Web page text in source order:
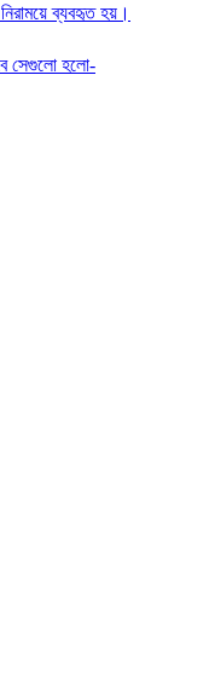
ব্যবহৃত হয়।
সেগুলো হলো-